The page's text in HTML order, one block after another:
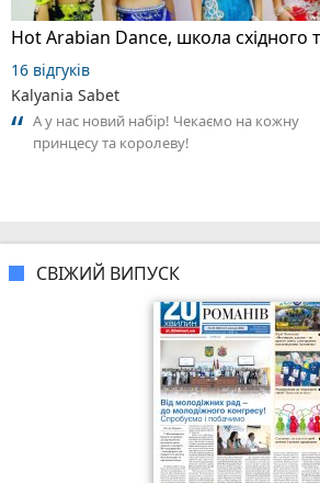
16 відгуків
Kalyania Sabet
А у нас новий набір! Чекаємо на кожну
принцесу та королеву!
СВІЖИЙ ВИПУСК